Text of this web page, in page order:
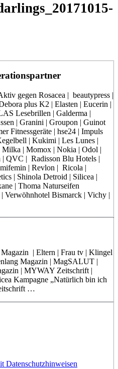
gegen Rosacea | beautypress |
plus K2 | Elasten | Eucerin |
Lesebrillen | Galderma |
| Granini | Groupon | Guinot
Fitnessgeräte | hse24 | Impuls
| Kukimi | Les Lunes |
Milka | Momox | Nokia | Odol |
QVC | Radisson Blu Hotels |
| Revlon | Ricola |
| Shinola Detroid | Silicea |
| Thoma Naturseifen
Verwöhnhotel Bismarck | Vichy |
| Eltern | Frau tv | Klingel
Magazin | MagSALUT |
| MYWAY Zeitschrift |
Kampagne „Natürlich bin ich
…
Datenschutzhinweisen